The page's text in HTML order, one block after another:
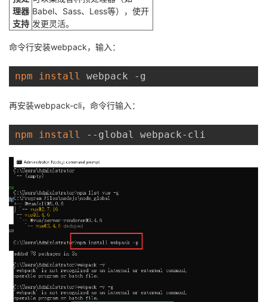
理器
支持
Babel、Sass、Less等），使开
发更灵活。
命令行安装webpack，输入：
npm install webpack -g
再安装webpack-cli，命令行输入：
npm install --global webpack-cli